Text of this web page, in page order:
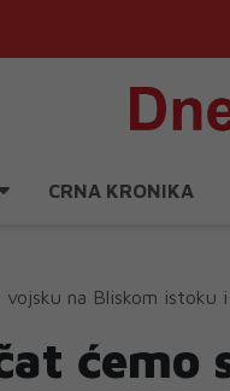
CRNA KRONIKA
vojsku na Bliskom
ćemo